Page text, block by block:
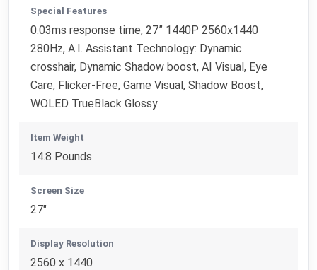
Special Features
0.03ms response time, 27” 1440P 2560x1440
280Hz, A.I. Assistant Technology: Dynamic
crosshair, Dynamic Shadow boost, AI Visual, Eye
Care, Flicker-Free, Game Visual, Shadow Boost,
WOLED TrueBlack Glossy
Item Weight
14.8 Pounds
Screen Size
27"
Display Resolution
2560 x 1440